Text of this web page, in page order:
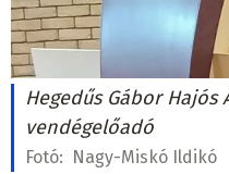
Hegedűs Gábor
vendégelőadó
Fotó: Nagy-Miskó Ildikó